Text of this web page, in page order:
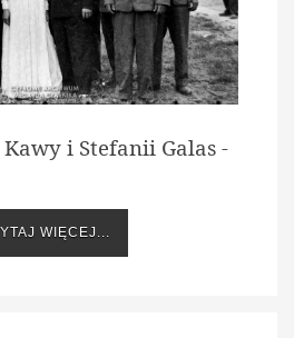
i Stefanii Galas -
WIĘCEJ...